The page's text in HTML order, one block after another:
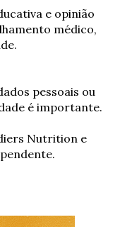
e opinião
médico,
pessoais ou
é importante.
Nutrition e